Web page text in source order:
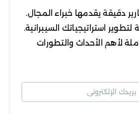
دقيقة يقدمها خبراء المجال.
استراتيجياتك السيبرانية.
لأهم الأحداث والتطورات